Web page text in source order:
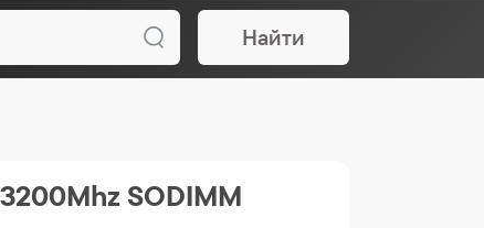
Найти
SODIMM